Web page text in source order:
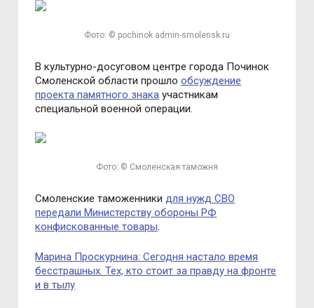
Фото: © pochinok.admin-smolensk.ru
В культурно-досуговом центре города Починок
Смоленской области прошлообсуждение
проекта памятного знака участникам
специальной военной операции.
Фото: © Смоленская таможня
Смоленские таможенникидля нужд СВО
передали Министерству обороны РФ
конфискованные товары.
Марина Проскурнина: Сегодня настало время
бесстрашных. Тех, кто стоит за правду на фронте
и в тылу